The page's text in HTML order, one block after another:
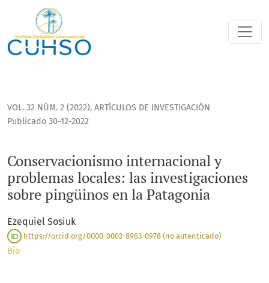
Conservacionismo internacional y problemas locales: las
VOL. 32 NÚM. 2 (2022), ARTÍCULOS DE INVESTIGACIÓN
Conservacionismo internacional y
problemas locales: las investigaciones
sobre pingüinos en la Patagonia
Publicado 30-12-2022
Ezequiel Sosiuk
https://orcid.org/0000-0002-8963-0978 (no autenticado)
Bio